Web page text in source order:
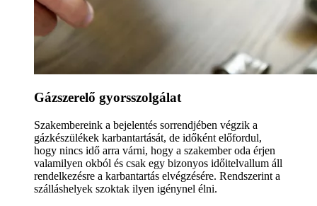
Gázszerelő gyorsszolgálat
Szakembereink a bejelentés sorrendjében végzik a
gázkészülékek karbantartását, de időként előfordul,
hogy nincs idő arra várni, hogy a szakember oda érjen
valamilyen okból és csak egy bizonyos időitelvallum áll
rendelkezésre a karbantartás elvégzésére. Rendszerint a
szálláshelyek szoktak ilyen igénynel élni.